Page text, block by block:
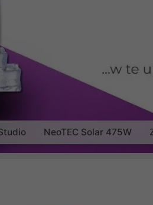
NeoTEC Solar 475W